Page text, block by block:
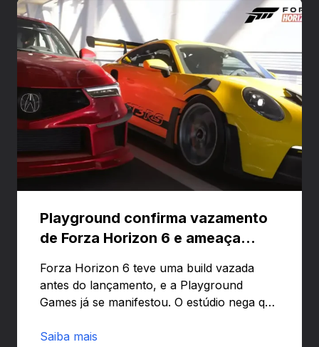
Playground confirma vazamento
de Forza Horizon 6 e ameaça
Forza Horizon 6 teve uma build vazada
antes do lançamento, e a Playground
Games já se manifestou. O estúdio nega que
preload e avisa que quem usar versões não
Saiba mais